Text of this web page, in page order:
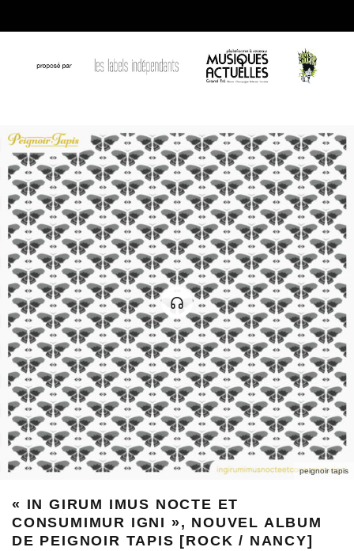
peignoir tapis
« IN GIRUM IMUS NOCTE ET
CONSUMIMUR IGNI », NOUVEL ALBUM
DE PEIGNOIR TAPIS [ROCK / NANCY]